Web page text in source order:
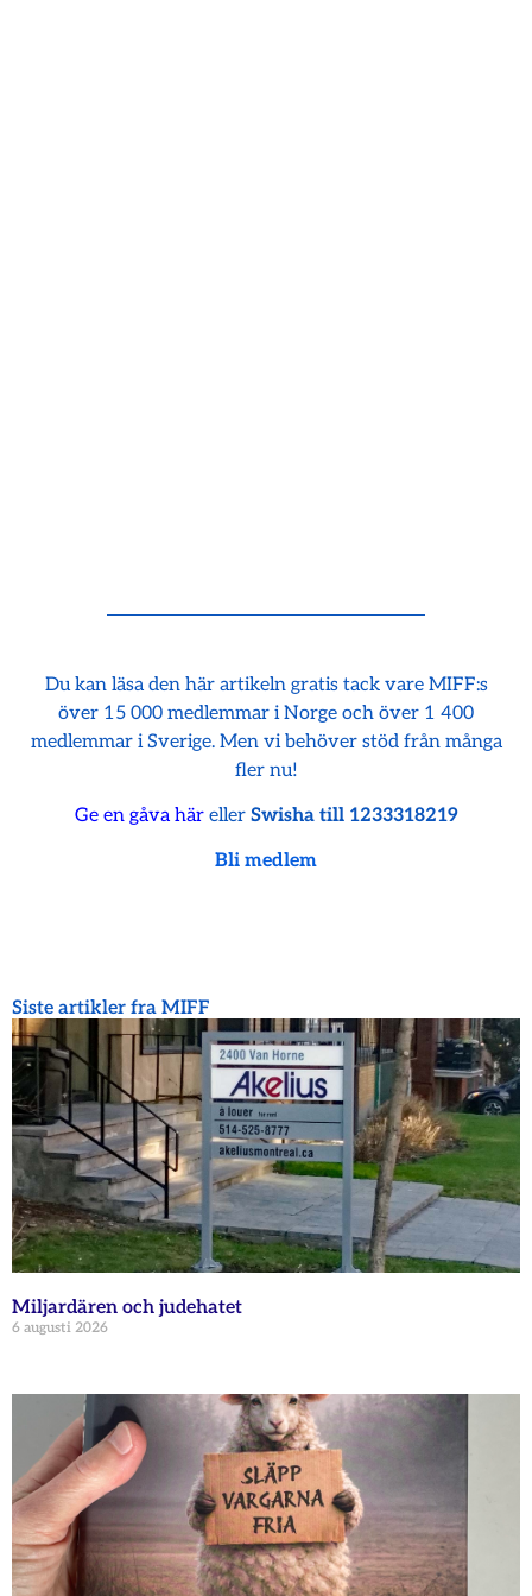
Du kan läsa den här artikeln gratis tack vare MIFF:s
över 15 000 medlemmar i Norge och över 1 400
medlemmar i Sverige. Men vi behöver stöd från många
fler nu!
Ge en gåva häreller Swisha till 1233318219
Bli medlem
Siste artikler fra MIFF
Miljardären och judehatet
6 augusti 2026